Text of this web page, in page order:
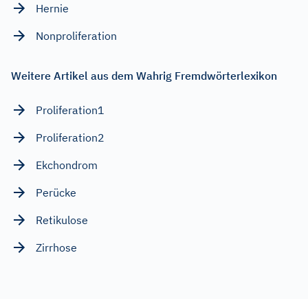
Hernie
Nonproliferation
Weitere Artikel aus dem Wahrig Fremdwörterlexikon
Proliferation1
Proliferation2
Ekchondrom
Perücke
Retikulose
Zirrhose